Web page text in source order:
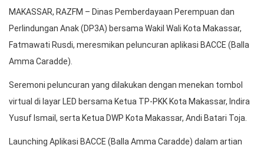
MAKASSAR, RAZFM – Dinas Pemberdayaan Perempuan dan
Perlindungan Anak (DP3A) bersama Wakil Wali Kota Makassar,
Fatmawati Rusdi, meresmikan peluncuran aplikasi BACCE (Balla
Amma Caradde).
Seremoni peluncuran yang dilakukan dengan menekan tombol
virtual di layar LED bersama Ketua TP-PKK Kota Makassar, Indira
Yusuf Ismail, serta Ketua DWP Kota Makassar, Andi Batari Toja.
Launching Aplikasi BACCE (Balla Amma Caradde) dalam artian